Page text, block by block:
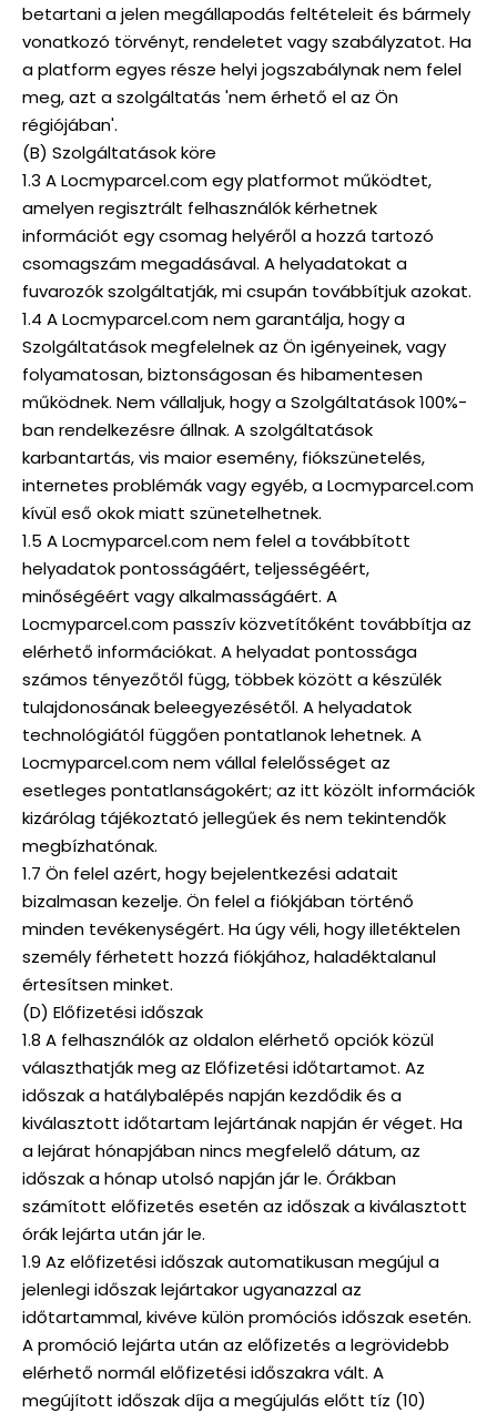
betartani a jelen megállapodás feltételeit és bármely
vonatkozó törvényt, rendeletet vagy szabályzatot. Ha
a platform egyes része helyi jogszabálynak nem felel
meg, azt a szolgáltatás 'nem érhető el az Ön
régiójában'.
(B) Szolgáltatások köre
1.3 A Locmyparcel.com egy platformot működtet,
amelyen regisztrált felhasználók kérhetnek
információt egy csomag helyéről a hozzá tartozó
csomagszám megadásával. A helyadatokat a
fuvarozók szolgáltatják, mi csupán továbbítjuk azokat.
1.4 A Locmyparcel.com nem garantálja, hogy a
Szolgáltatások megfelelnek az Ön igényeinek, vagy
folyamatosan, biztonságosan és hibamentesen
működnek. Nem vállaljuk, hogy a Szolgáltatások 100%-
ban rendelkezésre állnak. A szolgáltatások
karbantartás, vis maior esemény, fiókszünetelés,
internetes problémák vagy egyéb, a Locmyparcel.com
kívül eső okok miatt szünetelhetnek.
1.5 A Locmyparcel.com nem felel a továbbított
helyadatok pontosságáért, teljességéért,
minőségéért vagy alkalmasságáért. A
Locmyparcel.com passzív közvetítőként továbbítja az
elérhető információkat. A helyadat pontossága
számos tényezőtől függ, többek között a készülék
tulajdonosának beleegyezésétől. A helyadatok
technológiától függően pontatlanok lehetnek. A
Locmyparcel.com nem vállal felelősséget az
esetleges pontatlanságokért; az itt közölt információk
kizárólag tájékoztató jellegűek és nem tekintendők
megbízhatónak.
1.7 Ön felel azért, hogy bejelentkezési adatait
bizalmasan kezelje. Ön felel a fiókjában történő
minden tevékenységért. Ha úgy véli, hogy illetéktelen
személy férhetett hozzá fiókjához, haladéktalanul
értesítsen minket.
(D) Előfizetési időszak
1.8 A felhasználók az oldalon elérhető opciók közül
választhatják meg az Előfizetési időtartamot. Az
időszak a hatálybalépés napján kezdődik és a
kiválasztott időtartam lejártának napján ér véget. Ha
a lejárat hónapjában nincs megfelelő dátum, az
időszak a hónap utolsó napján jár le. Órákban
számított előfizetés esetén az időszak a kiválasztott
órák lejárta után jár le.
1.9 Az előfizetési időszak automatikusan megújul a
jelenlegi időszak lejártakor ugyanazzal az
időtartammal, kivéve külön promóciós időszak esetén.
A promóció lejárta után az előfizetés a legrövidebb
elérhető normál előfizetési időszakra vált. A
megújított időszak díja a megújulás előtt tíz (10)